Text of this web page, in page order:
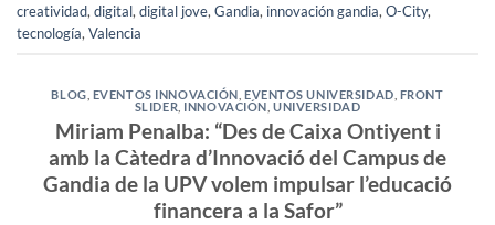
creatividad, digital, digital jove, Gandia, innovación gandia, O-City,
tecnología, Valencia
BLOG EVENTOS INNOVACIÓN EVENTOS UNIVERSIDAD FRONT
SLIDER INNOVACIÓN ,UNIVERSIDAD
Miriam Penalba: “Des de Caixa Ontiyent i
amb la Càtedra d’Innovació del Campus de
Gandia de la UPV volem impulsar l’educació
financera a la Safor”